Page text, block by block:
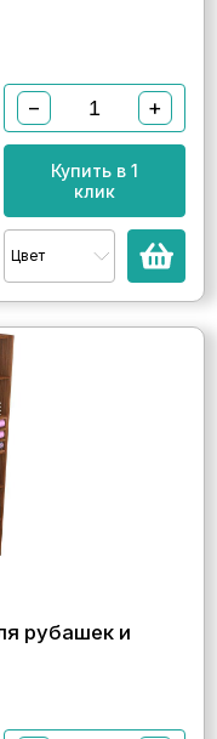
− +
Купить в 1
клик
Цвет
рубашек и